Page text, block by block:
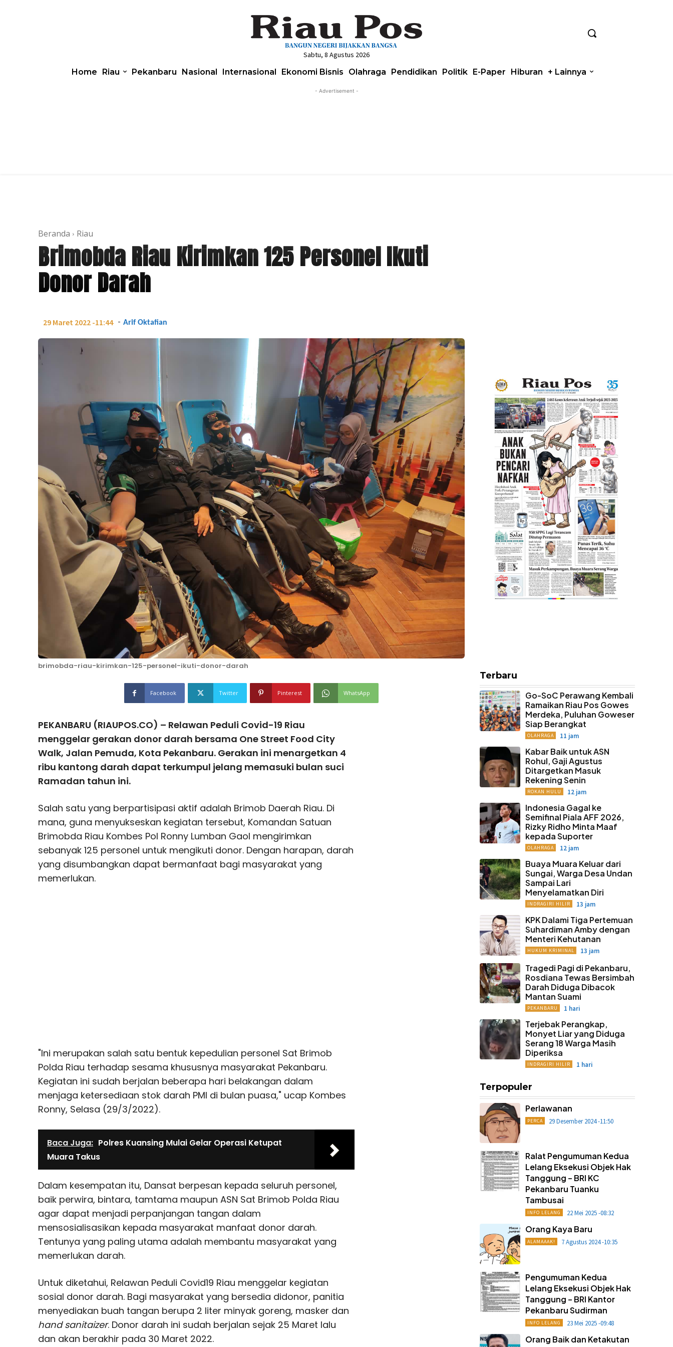
Sabtu, 8 Agustus 2026
Home Riau Pekanbaru Nasional Internasional Ekonomi Bisnis Olahraga Pendidikan Politik E-Paper Hiburan + Lainnya
- Advertisement -
Beranda Riau
Brimobda Riau Kirimkan 125 Personel Ikuti
Donor Darah
29 Maret 2022 -11:44 - Arif Oktafian
brimobda-riau-kirimkan-125-personel-ikuti-donor-darah
Facebook Twitter Pinterest WhatsApp
PEKANBARU (RIAUPOS.CO) – Relawan Peduli Covid-19 Riau
menggelar gerakan donor darah bersama One Street Food City
Walk, Jalan Pemuda, Kota Pekanbaru. Gerakan ini menargetkan 4
ribu kantong darah dapat terkumpul jelang memasuki bulan suci
Ramadan tahun ini.
Salah satu yang berpartisipasi aktif adalah Brimob Daerah Riau. Di
mana, guna menyukseskan kegiatan tersebut, Komandan Satuan
Brimobda Riau Kombes Pol Ronny Lumban Gaol mengirimkan
sebanyak 125 personel untuk mengikuti donor. Dengan harapan, darah
yang disumbangkan dapat bermanfaat bagi masyarakat yang
memerlukan.
"Ini merupakan salah satu bentuk kepedulian personel Sat Brimob
Polda Riau terhadap sesama khususnya masyarakat Pekanbaru.
Kegiatan ini sudah berjalan beberapa hari belakangan dalam
menjaga ketersediaan stok darah PMI di bulan puasa," ucap Kombes
Ronny, Selasa (29/3/2022).
Baca Juga: Polres Kuansing Mulai Gelar Operasi Ketupat
Muara Takus
Dalam kesempatan itu, Dansat berpesan kepada seluruh personel,
baik perwira, bintara, tamtama maupun ASN Sat Brimob Polda Riau
agar dapat menjadi perpanjangan tangan dalam
mensosialisasikan kepada masyarakat manfaat donor darah.
Tentunya yang paling utama adalah membantu masyarakat yang
memerlukan darah.
Untuk diketahui, Relawan Peduli Covid19 Riau menggelar kegiatan
sosial donor darah. Bagi masyarakat yang bersedia didonor, panitia
menyediakan buah tangan berupa 2 liter minyak goreng, masker dan
hand sanitaizer. Donor darah ini sudah berjalan sejak 25 Maret lalu
dan akan berakhir pada 30 Maret 2022.
Terbaru
Go-SoC Perawang Kembali
Ramaikan Riau Pos Gowes
Merdeka, Puluhan Goweser
Siap Berangkat
OLAHRAGA 11 jam
Kabar Baik untuk ASN
Rohul, Gaji Agustus
Ditargetkan Masuk
Rekening Senin
ROKAN HULU 12 jam
Indonesia Gagal ke
Semifinal Piala AFF 2026,
Rizky Ridho Minta Maaf
kepada Suporter
OLAHRAGA 12 jam
Buaya Muara Keluar dari
Sungai, Warga Desa Undan
Sampai Lari
Menyelamatkan Diri
INDRAGIRI HILIR 13 jam
KPK Dalami Tiga Pertemuan
Suhardiman Amby dengan
Menteri Kehutanan
HUKUM KRIMINAL 13 jam
Tragedi Pagi di Pekanbaru,
Rosdiana Tewas Bersimbah
Darah Diduga Dibacok
Mantan Suami
PEKANBARU 1 hari
Terjebak Perangkap,
Monyet Liar yang Diduga
Serang 18 Warga Masih
Diperiksa
INDRAGIRI HILIR 1 hari
Terpopuler
Perlawanan
PERCA 29 Desember 2024 -11:50
Ralat Pengumuman Kedua
Lelang Eksekusi Objek Hak
Tanggung – BRI KC
Pekanbaru Tuanku
Tambusai
INFO LELANG 22 Mei 2025 -08:32
Orang Kaya Baru
ALAMAAAK! 7 Agustus 2024 -10:35
Pengumuman Kedua
Lelang Eksekusi Objek Hak
Tanggung – BRI Kantor
Pekanbaru Sudirman
INFO LELANG 23 Mei 2025 -09:48
Orang Baik dan Ketakutan